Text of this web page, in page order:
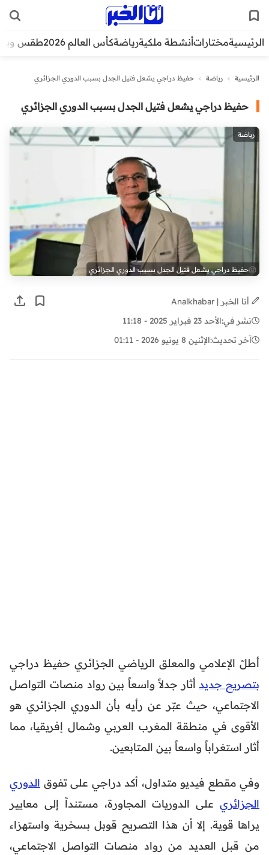
الرئيسيةمختاراتأنشطة ملكيةرياضةكأس العالم 2026 طقس
الرئيسية > رياضة > حفيظ دراجي يشعل فتيل الجدل بسبب الدوري الجزائري
حفيظ دراجي يشعل فتيل الجدل بسبب الدوري الجزائري
رياضة
حفيظ دراجي يشعل فتيل الجدل بسبب الدوري الجزائري
أنا الخبر | Analkhabar
نشر في:الأحد 23 فبراير 2025 - 11:18
آخر تحديث:الإثنين 8 يونيو 2026 - 01:11
أطلّ الإعلامي والمعلق الرياضي الجزائري حفيظ دراجي
بتصريح جديدأثار جدلاً واسعاً بين رواد منصات التواصل
الاجتماعي، حيث عبّر عن رأيه بأن الدوري الجزائري هو
الأقوى في منطقة المغرب العربي وشمال إفريقيا، مما
أثار استغراباً واسعاً بين المتابعين.
وفي مقطع فيديو متداول، أكد دراجي على تفوق الدوري
الجزائري على الدوريات المجاورة، مستنداً إلى معايير
يراها قوية. إلا أن هذا التصريح قوبل بسخرية واستهزاء
من قبل العديد من رواد منصات التواصل الاجتماعي،